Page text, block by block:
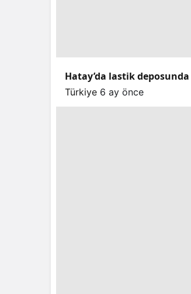
Hatay’da lastik
Türkiye 6 ay önce